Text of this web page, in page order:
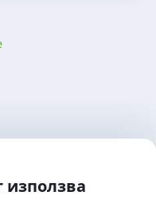
използва